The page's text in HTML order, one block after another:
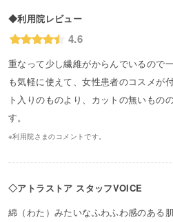
◆利用院レビュー
4.6
重なって少し繊維がからんでいるので
も気軽に使えて、女性患者のコスメが
ト入りのものより、カットの無いもの
す。
※利用院さまのコメントです。
◇アトラストア スタッフVOICE
綿（わた）みたいなふわふわ感のある